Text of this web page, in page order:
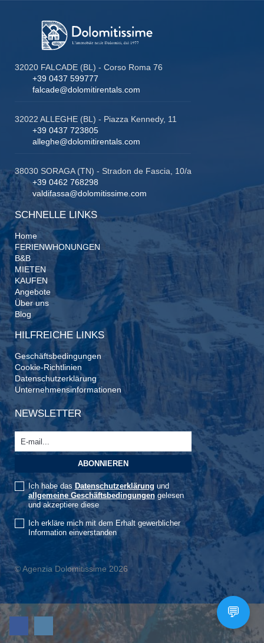
32020 FALCADE (BL) - Corso Roma 76
+39 0437 599777
falcade@dolomitirentals.com
32022 ALLEGHE (BL) - Piazza Kennedy, 11
+39 0437 723805
alleghe@dolomitirentals.com
38030 SORAGA (TN) - Stradon de Fascia, 10/a
+39 0462 768298
valdifassa@dolomitissime.com
SCHNELLE LINKS
Home
FERIENWHONUNGEN
B&B
MIETEN
KAUFEN
Angebote
Über uns
Blog
HILFREICHE LINKS
Geschäftsbedingungen
Cookie-Richtlinien
Datenschutzerklärung
Unternehmensinformationen
NEWSLETTER
Ich habe das Datenschutzerklärung und
allgemeine Geschäftsbedingungengelesen
und akzeptiere diese
Ich erkläre mich mit dem Erhalt gewerblicher
Information einverstanden
© Agenzia Dolomitissime 2026